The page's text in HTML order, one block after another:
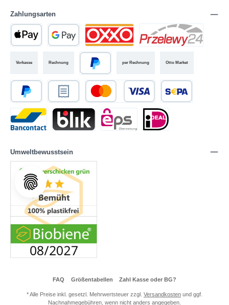
Zahlungsarten
per Rechnung Otto Market
Vorkasse Rechnung
Umweltbewusstsein
FAQ Größentabellen Zahl Kasse oder BG?
* Alle Preise inkl. gesetzl. Mehrwertsteuer zzgl. Versandkosten und ggf.
Nachnahmegebühren, wenn nicht anders angegeben.